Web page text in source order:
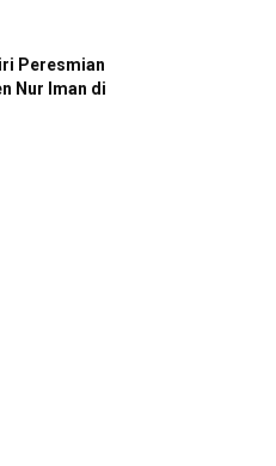
Peresmian
Nur Iman di